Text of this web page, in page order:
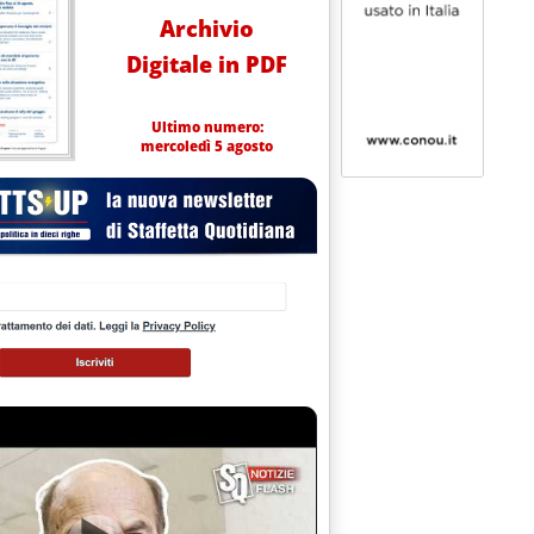
Archivio
Digitale in PDF
Ultimo numero:
mercoledì 5 agosto